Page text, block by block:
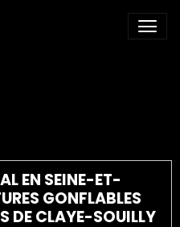
EN SEINE-ET-
GONFLABLES
DE CLAYE-SOUILLY